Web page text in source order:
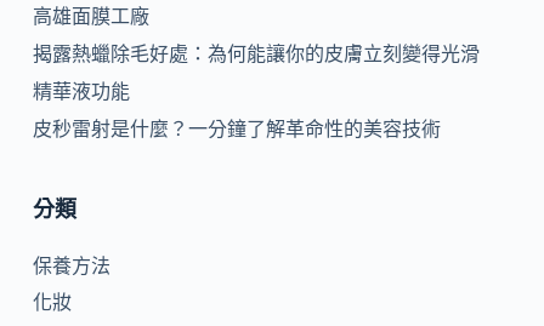
高雄面膜工廠
揭露熱蠟除毛好處：為何能讓你的皮膚立刻變得光滑
精華液功能
皮秒雷射是什麼？一分鐘了解革命性的美容技術
分類
保養方法
化妝